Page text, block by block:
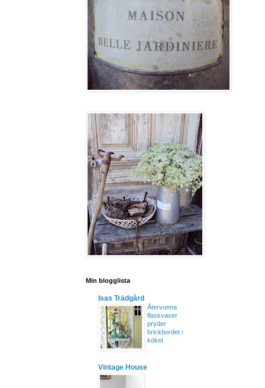
Min blogglista
Isas Trädgård
Återvunna
flaskvaser
pryder
brickbordet i
köket
Vintage House